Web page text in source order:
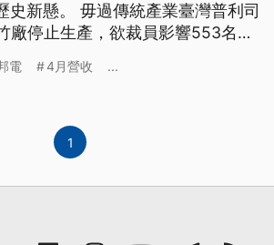
史新懸。 毋過傳統產業臺灣普利司
廠停止生產，欲裁員影響553名員
電 4月營收 ...
1